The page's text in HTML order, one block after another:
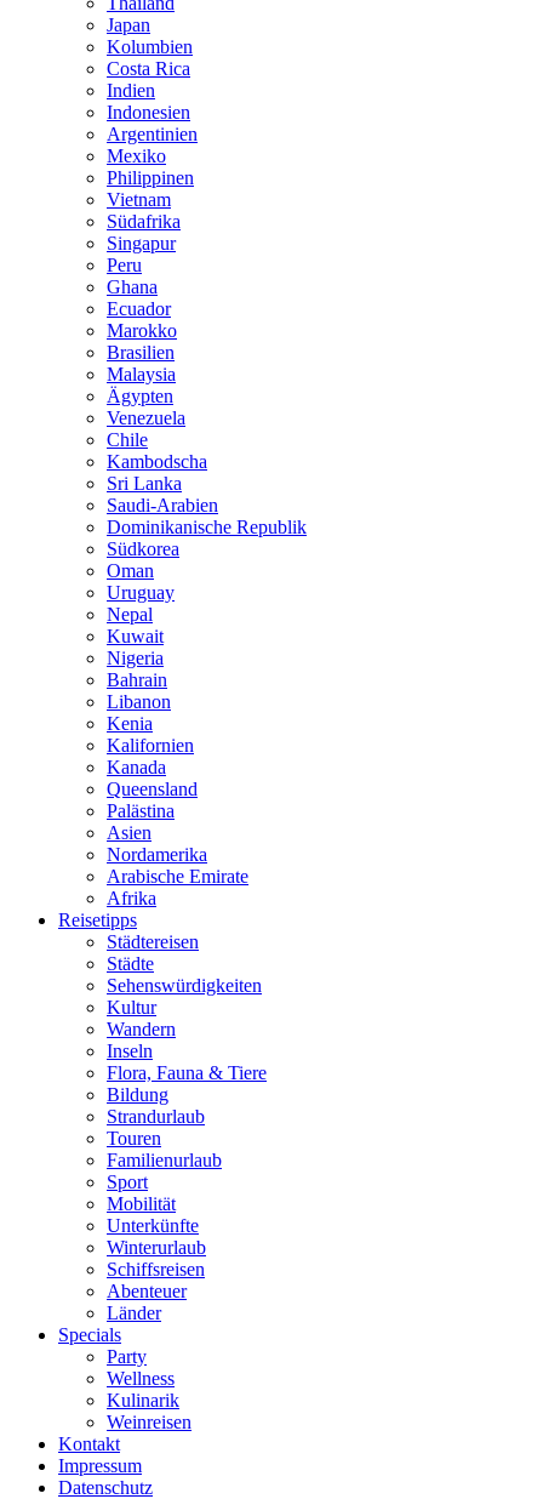
Japan
Kolumbien
Costa Rica
Indien
Indonesien
Argentinien
Mexiko
Philippinen
Vietnam
Südafrika
Singapur
Peru
Ghana
Ecuador
Marokko
Brasilien
Malaysia
Ägypten
Venezuela
Chile
Kambodscha
Sri Lanka
Saudi-Arabien
Dominikanische Republik
Südkorea
Oman
Uruguay
Nepal
Kuwait
Nigeria
Bahrain
Libanon
Kenia
Kalifornien
Kanada
Queensland
Palästina
Asien
Nordamerika
Arabische Emirate
Afrika
Reisetipps
Städtereisen
Städte
Sehenswürdigkeiten
Kultur
Wandern
Inseln
Flora, Fauna & Tiere
Bildung
Strandurlaub
Touren
Familienurlaub
Sport
Mobilität
Unterkünfte
Winterurlaub
Schiffsreisen
Abenteuer
Länder
Specials
Party
Wellness
Kulinarik
Weinreisen
Kontakt
Impressum
Datenschutz